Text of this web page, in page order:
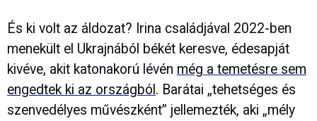
És ki volt az áldozat? Irina családjával 2022-ben
menekült el Ukrajnából békét keresve, édesapját
kivéve, akit katonakorú lévén még a temetésre sem
engedtek ki az országból . Barátai „tehetséges és
szenvedélyes művészként” jellemezték, aki „mély